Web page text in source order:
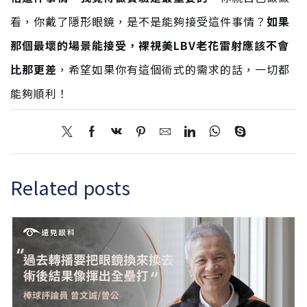
看，你戴了隱形眼鏡，是不是能夠接受這件事情？ 如果
那個最壞的場景能接受，裸視美LBV老花雷射應該不會
比那更差 ，希望如果你有這個術式的需求的話，一切都
能夠順利！
Related posts